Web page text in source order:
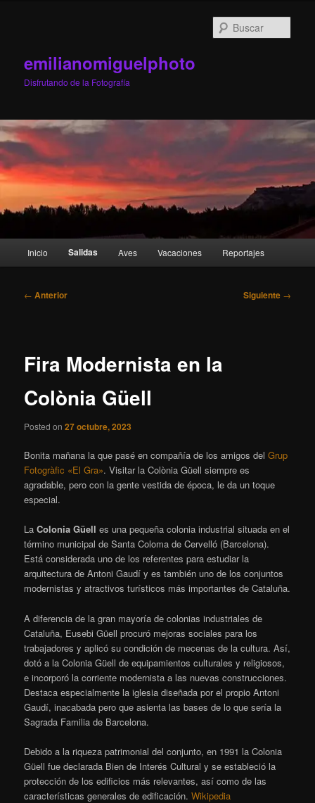
emilianomiguelphoto
Disfrutando de la Fotografía
Inicio Salidas Aves Vacaciones Reportajes
Navegación
← Anterior Siguiente →
Fira Modernista en la
Colònia Güell
Posted on27 octubre, 2023
Bonita mañana la que pasé en compañía de los amigos delGrup
Fotogràfic «El Gra». Visitar la Colònia Güell siempre es
agradable, pero con la gente vestida de época, le da un toque
especial.
LaColonia Güell es una pequeña colonia industrial situada en el
término municipal de Santa Coloma de Cervelló (Barcelona).
Está considerada uno de los referentes para estudiar la
arquitectura de Antoni Gaudí y es también uno de los conjuntos
modernistas y atractivos turísticos más importantes de Cataluña.
A diferencia de la gran mayoría de colonias industriales de
Cataluña, Eusebi Güell procuró mejoras sociales para los
trabajadores y aplicó su condición de mecenas de la cultura. Así,
dotó a la Colonia Güell de equipamientos culturales y religiosos,
e incorporó la corriente modernista a las nuevas construcciones.
Destaca especialmente la iglesia diseñada por el propio Antoni
Gaudí, inacabada pero que asienta las bases de lo que sería la
Sagrada Familia de Barcelona.
Debido a la riqueza patrimonial del conjunto, en 1991 la Colonia
Güell fue declarada Bien de Interés Cultural y se estableció la
protección de los edificios más relevantes, así como de las
características generales de edificación.Wikipedia